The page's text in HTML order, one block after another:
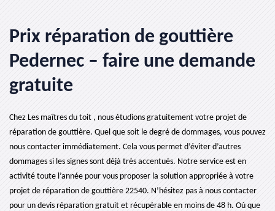
Prix réparation de gouttière
Pedernec – faire une demande
gratuite
Chez Les maîtres du toit , nous étudions gratuitement votre projet de
réparation de gouttière. Quel que soit le degré de dommages, vous pouvez
nous contacter immédiatement. Cela vous permet d’éviter d’autres
dommages si les signes sont déjà très accentués. Notre service est en
activité toute l’année pour vous proposer la solution appropriée à votre
projet de réparation de gouttière 22540. N’hésitez pas à nous contacter
pour un devis réparation gratuit et récupérable en moins de 48 h. Où que